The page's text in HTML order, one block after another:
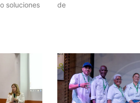
soluciones
de